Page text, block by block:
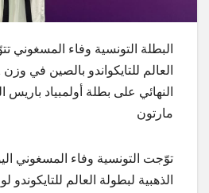
البطلة التونسية وفاء المسغوني
النهائي على بطلة أولمبياد باريس
مارتون
توّجت التونسية وفاء المسغوني